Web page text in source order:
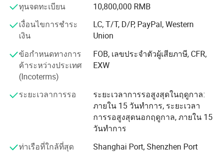
แม่เหล็กรองที่กำลังเสื่อมสภาพชั่วคราวที่ศูนย์กลางของลูป
แบบพร็อกซี มีซอฟต์แวร์ที่ซับซ้อนสำหรับการประมวลผล
พาณิชย์ ในแหล่งที่เคลื่อนที่ทั้งตัวส่งและตัวรับจะเคลื่อนที่ไป
ตามแนวขวาง
อินโดนีเซียสเปน ไอซ์แลนด์ชิลีภูมิภาคเอเชียตะวันออกเฉียง
ใต้ตะวันออกกลางยุโรปอเมริกาเหนือและใต้ฯลฯและได้รับ
ความได้เปรียบและชื่อเสียงในระดับสูงในตลาดระหว่าง
ประเทศ
เรายังคงยึดหลักธุรกิจที่ว่า " พื้นฐานความซื่อสัตย์และคุณภาพ
มาก่อน " เพื่อการพัฒนาอย่างต่อเนื่องและมีเสถียรภาพ เรา
กำลังพยายามที่จะพัฒนาร่วมกับลูกค้าจากทั้งภายในประเทศ
และต่างประเทศโดยยึดตามการแลกเปลี่ยนผลประโยชน์
ลูกค้าคุณภาพและบริการคือเป้าหมายที่ยอดเยี่ยมที่สุดของเรา
ทุนจดทะเบียน
10,800,000 RMB
เงื่อนไขการชำระ
เงิน
LC, T/T, D/P, PayPal, Western
Union
ข้อกำหนดทางการ
ค้าระหว่างประเทศ
(Incoterms)
FOB, เลขประจำตัวผู้เสียภาษี, CFR,
EXW
ระยะเวลาการรอ
ระยะเวลาการรอสูงสุดในฤดูกาล:
ภายใน 15 วันทำการ, ระยะเวลา
การรอสูงสุดนอกฤดูกาล, ภายใน 15
วันทำการ
ท่าเรือที่ใกล้ที่สุด
Shanghai Port, Shenzhen Port